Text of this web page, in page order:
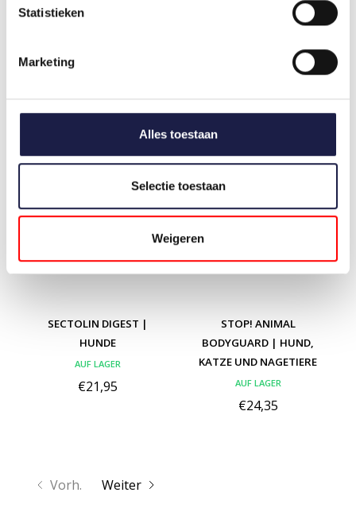
Statistieken
Marketing
Alles toestaan
Selectie toestaan
Weigeren
SELGIAN | HUND
SCALIBOR ZECKENBAND
SECTOLIN DIGEST |
HUNDE
AUF LAGER
€21,95
STOP! ANIMAL
BODYGUARD | HUND,
KATZE UND NAGETIERE
AUF LAGER
€24,35
Vorh. Weiter